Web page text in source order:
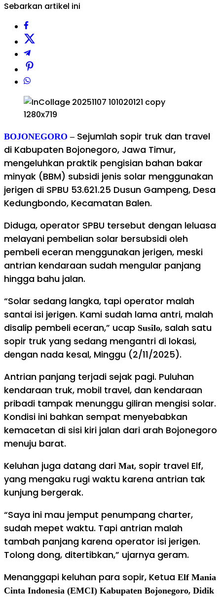
Sebarkan artikel ini
BOJONEGORO –Sejumlah sopir truk dan travel
di Kabupaten Bojonegoro, Jawa Timur,
mengeluhkan praktik pengisian bahan bakar
minyak (BBM) subsidi jenis solar menggunakan
jerigen di SPBU 53.621.25 Dusun Gampeng, Desa
Kedungbondo, Kecamatan Balen.
Diduga, operator SPBU tersebut dengan leluasa
melayani pembelian solar bersubsidi oleh
pembeli eceran menggunakan jerigen, meski
antrian kendaraan sudah mengular panjang
hingga bahu jalan.
“Solar sedang langka, tapi operator malah
santai isi jerigen. Kami sudah lama antri, malah
disalip pembeli eceran,” ucap Susilo, salah satu
sopir truk yang sedang mengantri di lokasi,
dengan nada kesal, Minggu (2/11/2025).
Antrian panjang terjadi sejak pagi. Puluhan
kendaraan truk, mobil travel, dan kendaraan
pribadi tampak menunggu giliran mengisi solar.
Kondisi ini bahkan sempat menyebabkan
kemacetan di sisi kiri jalan dari arah Bojonegoro
menuju barat.
Keluhan juga datang dari Mat, sopir travel Elf,
yang mengaku rugi waktu karena antrian tak
kunjung bergerak.
“Saya ini mau jemput penumpang charter,
sudah mepet waktu. Tapi antrian malah
tambah panjang karena operator isi jerigen.
Tolong dong, ditertibkan,” ujarnya geram.
Menanggapi keluhan para sopir, Ketua Elf Mania
Cinta Indonesia (EMCI) Kabupaten Bojonegoro, Didik